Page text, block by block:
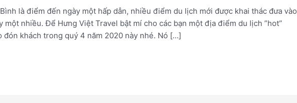
là điểm đến ngày một hấp dẫn, nhiều điểm du lịch mới được khai thác đưa vào
một nhiều. Để Hưng Việt Travel bật mí cho các bạn một địa điểm du lịch ”hot”
đón khách trong quý 4 năm 2020 này nhé. Nó […]